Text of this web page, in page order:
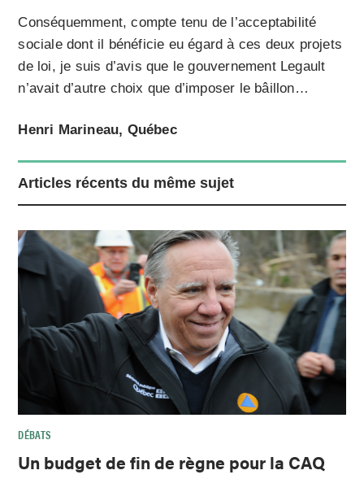
Conséquemment, compte tenu de l’acceptabilité
sociale dont il bénéficie eu égard à ces deux projets
de loi, je suis d’avis que le gouvernement Legault
n’avait d’autre choix que d’imposer le bâillon…
Henri Marineau, Québec
Articles récents du même sujet
DÉBATS
Un budget de fin de règne pour la CAQ